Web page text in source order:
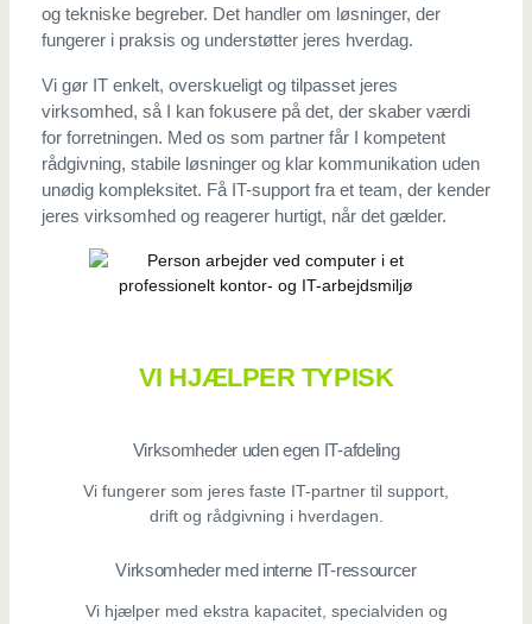
og tekniske begreber. Det handler om løsninger, der
fungerer i praksis og understøtter jeres hverdag.
Vi gør IT enkelt, overskueligt og tilpasset jeres
virksomhed, så I kan fokusere på det, der skaber værdi
for forretningen. Med os som partner får I kompetent
rådgivning, stabile løsninger og klar kommunikation uden
unødig kompleksitet. Få IT-support fra et team, der kender
jeres virksomhed og reagerer hurtigt, når det gælder.
VI HJÆLPER TYPISK
Virksomheder uden egen IT-afdeling
Vi fungerer som jeres faste IT-partner til support,
drift og rådgivning i hverdagen.
Virksomheder med interne IT-ressourcer
Vi hjælper med ekstra kapacitet, specialviden og